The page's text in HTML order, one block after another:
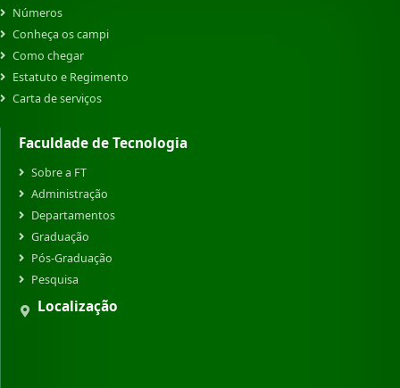
Números
Conheça os campi
Como chegar
Estatuto e Regimento
Carta de serviços
Faculdade de Tecnologia
Sobre a FT
Administração
Departamentos
Graduação
Pós-Graduação
Pesquisa
Localização